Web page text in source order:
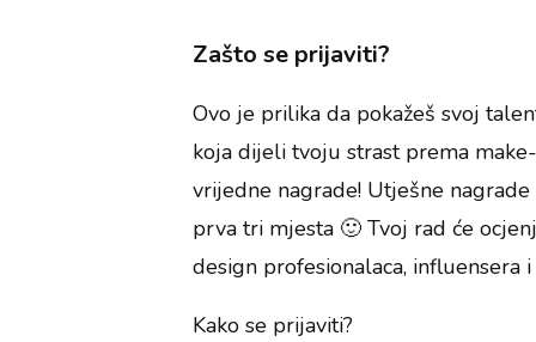
Zašto se prijaviti?
Ovo je prilika da pokažeš svoj
koja dijeli tvoju strast prema
vrijedne nagrade! Utješne
prva tri mjesta 🙂 Tvoj rad će
design profesionalaca, influensera
Kako se prijaviti?